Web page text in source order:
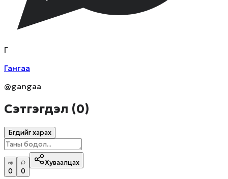
Г
Гангаа
@gangaa
Сэтгэгдэл (0)
Бүгдийг харах
0 0
Хуваалцах